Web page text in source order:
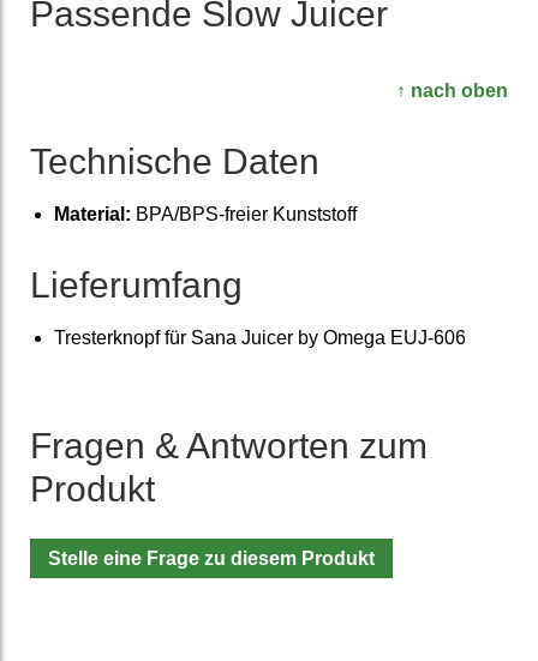
Passende Slow Juicer
↑ nach oben
Technische Daten
Material: BPA/BPS-freier Kunst­stoff
Lieferumfang
Trester­knopf für Sana Juicer by Omega EUJ-606
Fragen & Antworten zum
Produkt
Stelle eine Frage zu diesem Produkt